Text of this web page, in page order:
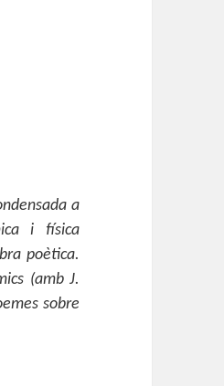
a
i física
poètica.
(amb J.
sobre